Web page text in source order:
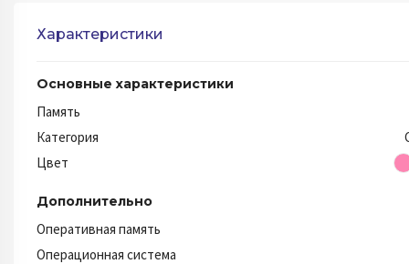
Характеристики
Основные характеристики
Память
Категория
Цвет
Дополнительно
Оперативная память
Операционная система